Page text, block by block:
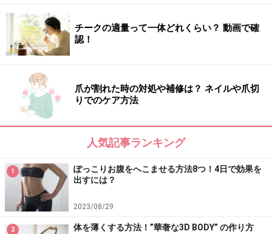
チークの適量って一体どれくらい？ 動画で確
認！
爪が割れた時の対処や補修は？ ネイルや爪切
りでのケア方法
人気記事ランキング
1
ぽっこりお腹をへこませる方法8つ！4日で効果を
出すには？
2023/08/29
2 体を薄くする方法！”華奢な3D BODY” の作り方